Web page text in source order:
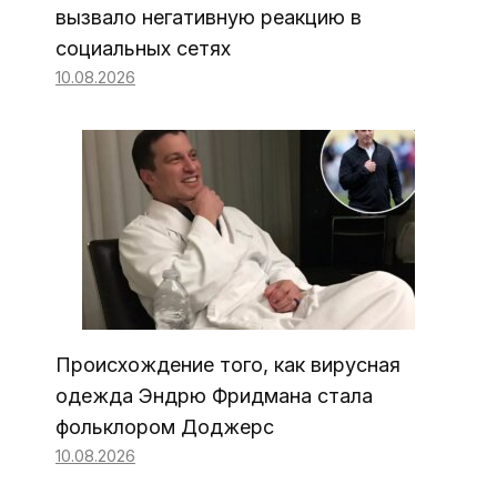
вызвало негативную реакцию в
социальных сетях
10.08.2026
Происхождение того, как вирусная
одежда Эндрю Фридмана стала
фольклором Доджерс
10.08.2026